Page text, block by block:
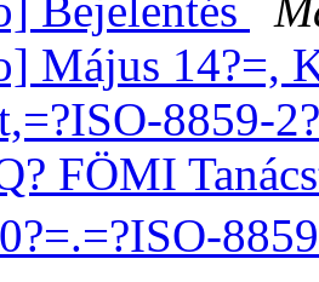
Bejelentés
Május 14?=,
8859-
FÖMI